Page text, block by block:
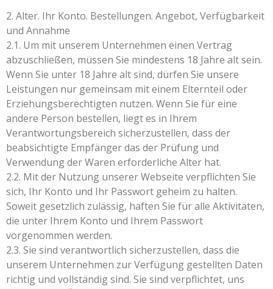
2. Alter. Ihr Konto. Bestellungen. Angebot, Verfügbarkeit
und Annahme
2.1. Um mit unserem Unternehmen einen Vertrag
abzuschließen, müssen Sie mindestens 18 Jahre alt sein.
Wenn Sie unter 18 Jahre alt sind, dürfen Sie unsere
Leistungen nur gemeinsam mit einem Elternteil oder
Erziehungsberechtigten nutzen. Wenn Sie für eine
andere Person bestellen, liegt es in Ihrem
Verantwortungsbereich sicherzustellen, dass der
beabsichtigte Empfänger das der Prüfung und
Verwendung der Waren erforderliche Alter hat.
2.2. Mit der Nutzung unserer Webseite verpflichten Sie
sich, Ihr Konto und Ihr Passwort geheim zu halten.
Soweit gesetzlich zulässig, haften Sie für alle Aktivitäten,
die unter Ihrem Konto und Ihrem Passwort
vorgenommen werden.
2.3. Sie sind verantwortlich sicherzustellen, dass die
unserem Unternehmen zur Verfügung gestellten Daten
richtig und vollständig sind. Sie sind verpflichtet, uns